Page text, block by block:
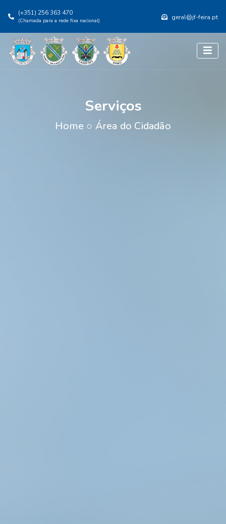
(+351) 256 363 470
(Chamada para a rede fixa nacional) geral@jf-feira.pt
Serviços
Home ○ Área do Cidadão